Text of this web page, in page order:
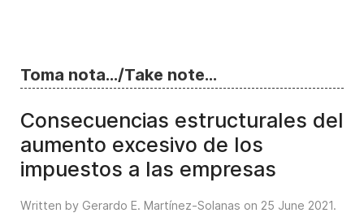
Toma nota.../Take note...
Consecuencias estructurales del
aumento excesivo de los
impuestos a las empresas
Written by Gerardo E. Martínez-Solanas on 25 June 2021.